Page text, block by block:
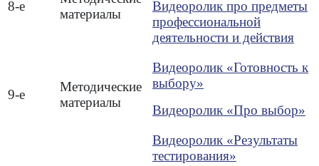
8-е
материалы
Видеоролик про предметы
профессиональной
деятельности и действия
9-е
Методические
материалы
Видеоролик «Готовность к
выбору»
Видеоролик «Про выбор»
Видеоролик «Результаты
тестирования»